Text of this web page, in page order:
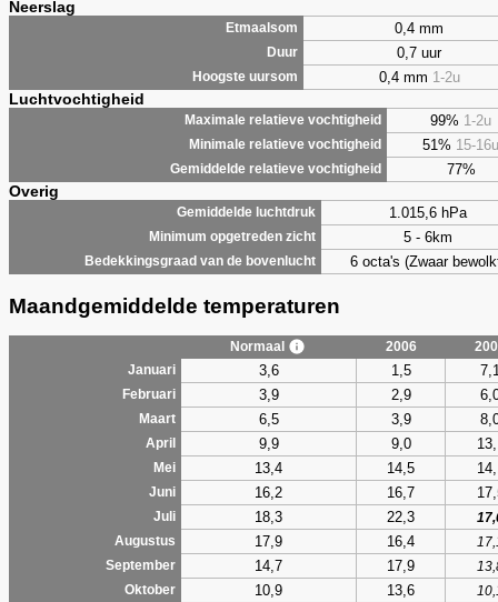
Neerslag
Etmaalsom 0,4 mm
Duur 0,7 uur
Hoogste uursom 0,4 mm 1-2u
Luchtvochtigheid
Maximale relatieve vochtigheid 99% 1-2u
Minimale relatieve vochtigheid 51% 15-16u
Gemiddelde relatieve vochtigheid 77%
Overig
Gemiddelde luchtdruk 1.015,6 hPa
Minimum opgetreden zicht 5 - 6km
Bedekkingsgraad van de bovenlucht 6 octa's (Zwaar
Maandgemiddelde temperaturen
Normaal 2006
Januari
3,6 1,5
Februari 3,9 2,9
Maart 6,5 3,9
April 9,9 9,0
Mei 13,4 14,5
Juni 16,2 16,7
Juli 18,3 22,3
Augustus
17,9 16,4
September
14,7 17,9
Oktober
10,9 13,6